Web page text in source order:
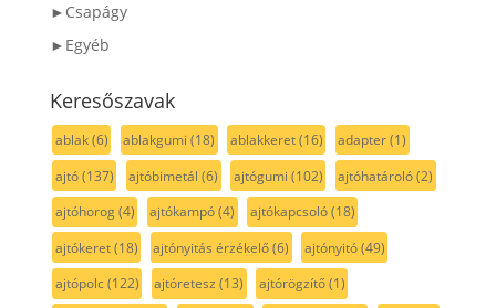
►Csapágy
►Egyéb
Keresőszavak
ablak(6) ablakgumi (18) ablakkeret(16) adapter(1)
ajtó(137) ajtóbimetál (6) ajtógumi (102) ajtóhatároló(2)
ajtóhorog(4) ajtókampó(4) ajtókapcsoló(18)
ajtókeret(18) ajtónyitás érzékelő(6) ajtónyitó(49)
ajtópolc(122) ajtóretesz (13) ajtórögzítő(1)